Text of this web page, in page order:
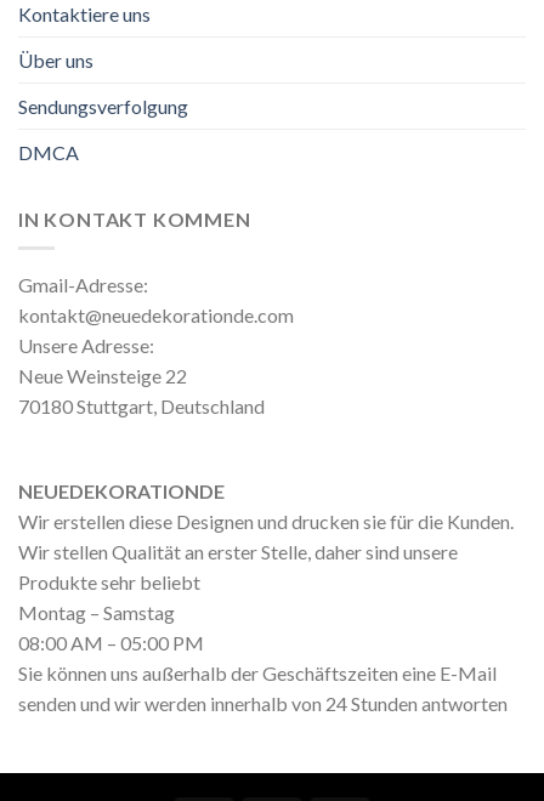
Kontaktiere uns
Über uns
Sendungsverfolgung
DMCA
IN KONTAKT KOMMEN
Gmail-Adresse:
kontakt@neuedekorationde.com
Unsere Adresse:
Neue Weinsteige 22
70180 Stuttgart, Deutschland
NEUEDEKORATIONDE
Wir erstellen diese Designen und drucken sie für die Kunden.
Wir stellen Qualität an erster Stelle, daher sind unsere
Produkte sehr beliebt
Montag – Samstag
08:00 AM – 05:00 PM
Sie können uns außerhalb der Geschäftszeiten eine E-Mail
senden und wir werden innerhalb von 24 Stunden antworten